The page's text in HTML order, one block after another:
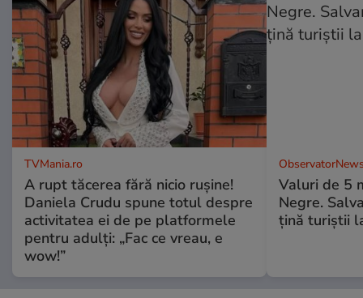
TVMania.ro
A rupt tăcerea fără nicio rușine!
Daniela Crudu spune totul despre
activitatea ei de pe platformele
pentru adulți: „Fac ce vreau, e
wow!”
Valuri de 5
Negre.
ţină turiştii